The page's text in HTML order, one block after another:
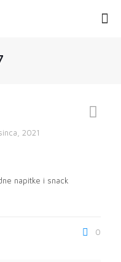
2021
napitke i snack
0